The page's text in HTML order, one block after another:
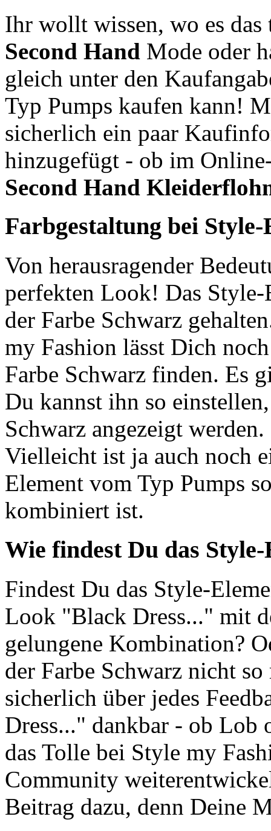
Ihr wollt wissen, wo es
Second Hand Mode oder
gleich unter den
Typ Pumps kaufen kann!
sicherlich ein paar
hinzugefügt - ob im
Second Hand
Farbgestaltung bei
Von herausragender
perfekten Look! Das
der Farbe Schwarz
my Fashion lässt Dich
Farbe Schwarz finden. Es
Du kannst ihn so
Schwarz angezeigt
Vielleicht ist ja auch noch
Element vom Typ Pumps
kombiniert ist.
Wie findest Du das
Findest Du das Style-
Look "Black Dress..." mit
gelungene Kombination?
der Farbe Schwarz nicht
sicherlich über jedes
Dress..." dankbar - ob Lob
das Tolle bei Style my
Community
Beitrag dazu, denn Deine